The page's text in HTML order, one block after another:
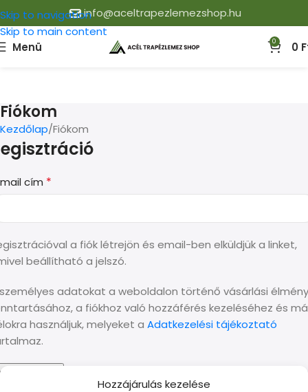
Hozzájárulás kezelése
Skip to navigation
Skip to main content
info@aceltrapezlemezshop.hu
Menü 0 0
Fiókom
Kezdőlap Fiókom
cím *
a fiók létrejön és email-ben elküldjük a linket,
beállítható a jelszó.
adatokat a weboldalon történő vásárlási élmény
a fiókhoz való hozzáférés kezeléséhez és
használjuk, melyeket a Adatkezelési tájékoztató